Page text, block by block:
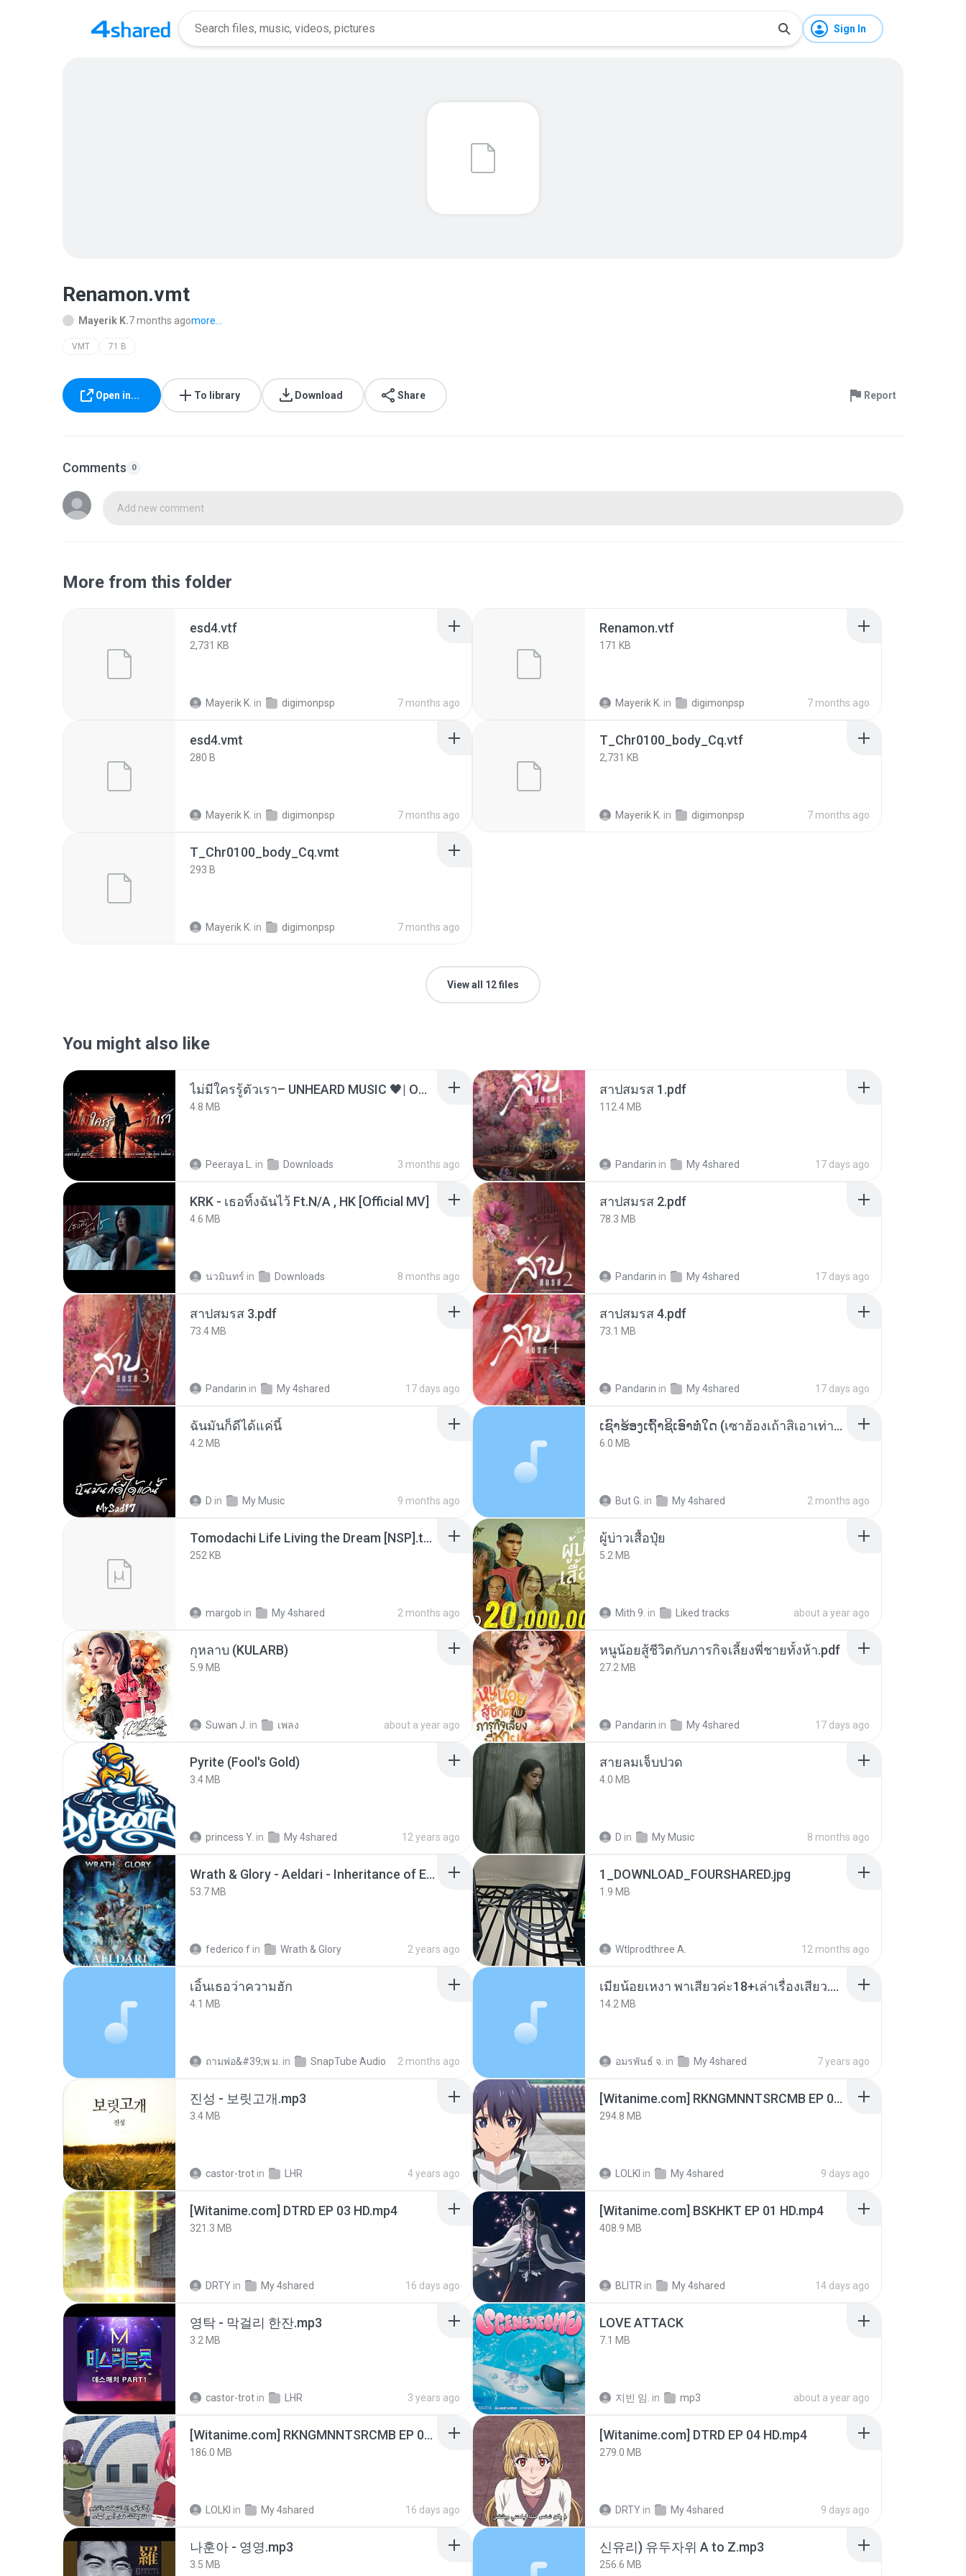
Sign In
Renamon.vmt
Mayerik K.7 months agomore...
VMT 71 B
Open in... To library Download Share Report
Comments 0
Add new comment
More from this folder
esd4.vtf
2,731 KB
Mayerik K. in digimonpsp 7 months ago
Renamon.vtf
171 KB
Mayerik K. in digimonpsp 7 months ago
esd4.vmt
280 B
Mayerik K. in digimonpsp 7 months ago
T_Chr0100_body_Cq.vtf
2,731 KB
Mayerik K. in digimonpsp 7 months ago
T_Chr0100_body_Cq.vmt
293 B
Mayerik K. in digimonpsp 7 months ago
View all 12 files
You might also like
ไม่มีใครรู้ตัวเรา– UNHEARD MUSIC 🖤| Official Lyric Video | เพลงสู้ชีวิต
4.8 MB
Peeraya L. in Downloads 3 months ago
สาปสมรส 1.pdf
112.4 MB
Pandarin in My 4shared 17 days ago
KRK - เธอทิ้งฉันไว้ Ft.N/A , HK [Official MV]
4.6 MB
นวมินทร์ in Downloads 8 months ago
สาปสมรส 2.pdf
78.3 MB
Pandarin in My 4shared 17 days ago
สาปสมรส 3.pdf
73.4 MB
Pandarin in My 4shared 17 days ago
สาปสมรส 4.pdf
73.1 MB
Pandarin in My 4shared 17 days ago
ฉันมันก็ดีได้แค่นี้
4.2 MB
D in My Music 9 months ago
ເຊົາຮ້ອງເຖົ້າຊິເອົາທໍ່ໃດ (เซาฮ้องเถ้าสิเอาเท่าใด) ບຸນເກີດ ຫນູຫ່ວງ ft. ໂສພາ ຈຸນທະລາ
6.0 MB
But G. in My 4shared 2 months ago
Tomodachi Life Living the Dream [NSP].torrent
252 KB
margob in My 4shared 2 months ago
ผู้บ่าวเสื้อปุ๋ย
5.2 MB
Mith 9. in Liked tracks about a year ago
กุหลาบ (KULARB)
5.9 MB
Suwan J. in เพลง about a year ago
หนูน้อยสู้ชีวิตกับภารกิจเลี้ยงพี่ชายทั้งห้า.pdf
27.2 MB
Pandarin in My 4shared 17 days ago
Pyrite (Fool's Gold)
3.4 MB
princess Y. in My 4shared 12 years ago
สายลมเจ็บปวด
4.0 MB
D in My Music 8 months ago
Wrath & Glory - Aeldari - Inheritance of Embers.pdf
53.7 MB
federico f in Wrath & Glory 2 years ago
1_DOWNLOAD_FOURSHARED.jpg
1.9 MB
Wtlprodthree A. 12 months ago
เอิ้นเธอว่าความฮัก
4.1 MB
ถามพ่อ&#39;พ ม. in SnapTube Audio 2 months ago
เมียน้อยเหงา พาเสียวค่ะ18+เล่าเรื่องเสียว.mp3
14.2 MB
อมรพันธ์ จ. in My 4shared 7 years ago
진성 - 보릿고개.mp3
3.4 MB
castor-trot in LHR 4 years ago
[Witanime.com] RKNGMNNTSRCMB EP 06 HD.mp4
294.8 MB
LOLKI in My 4shared 9 days ago
[Witanime.com] DTRD EP 03 HD.mp4
321.3 MB
DRTY in My 4shared 16 days ago
[Witanime.com] BSKHKT EP 01 HD.mp4
408.9 MB
BLITR in My 4shared 14 days ago
영탁 - 막걸리 한잔.mp3
3.2 MB
castor-trot in LHR 3 years ago
LOVE ATTACK
7.1 MB
지빈 임. in mp3 about a year ago
[Witanime.com] RKNGMNNTSRCMB EP 05 HD.mp4
186.0 MB
LOLKI in My 4shared 16 days ago
[Witanime.com] DTRD EP 04 HD.mp4
279.0 MB
DRTY in My 4shared 9 days ago
나훈아 - 영영.mp3
3.5 MB
신유리) 유두자위 A to Z.mp3
256.6 MB